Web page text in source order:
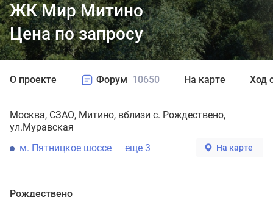
О проекте Форум 10650 На карте Ход
Москва СЗАО Митино вблизи с. Рождествено,
ул.Муравская
м. Пятницкое шоссе
еще 3 На карте
Рождествено
ЖК Мир Митино
Цена по запросу